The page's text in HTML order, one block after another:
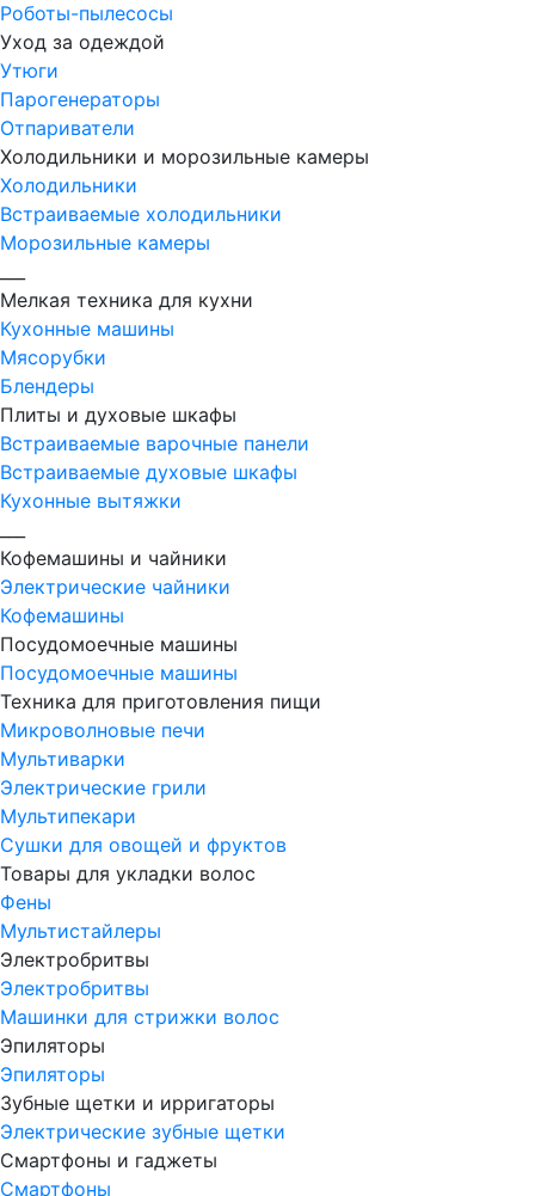
Роботы-пылесосы
Уход за одеждой
Утюги
Парогенераторы
Отпариватели
Холодильники и морозильные камеры
Холодильники
Встраиваемые холодильники
Морозильные камеры
Мелкая техника для кухни
Кухонные машины
Мясорубки
Блендеры
Плиты и духовые шкафы
Встраиваемые варочные панели
Встраиваемые духовые шкафы
Кухонные вытяжки
Кофемашины и чайники
Электрические чайники
Кофемашины
Посудомоечные машины
Посудомоечные машины
Техника для приготовления пищи
Микроволновые печи
Мультиварки
Электрические грили
Мультипекари
Сушки для овощей и фруктов
Товары для укладки волос
Фены
Мультистайлеры
Электробритвы
Электробритвы
Машинки для стрижки волос
Эпиляторы
Эпиляторы
Зубные щетки и ирригаторы
Электрические зубные щетки
Смартфоны и гаджеты
Смартфоны